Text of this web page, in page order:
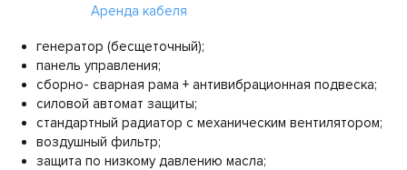
Аренда кабеля
генератор (бесщеточный);
панель управления;
сборно- сварная рама + антивибрационная подвеска;
силовой автомат защиты;
стандартный радиатор с механическим вентилятором;
воздушный фильтр;
защита по низкому давлению масла;